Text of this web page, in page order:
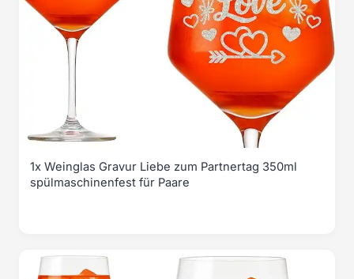
1x Weinglas Gravur Liebe zum Partnertag 350ml
spülmaschinenfest für Paare